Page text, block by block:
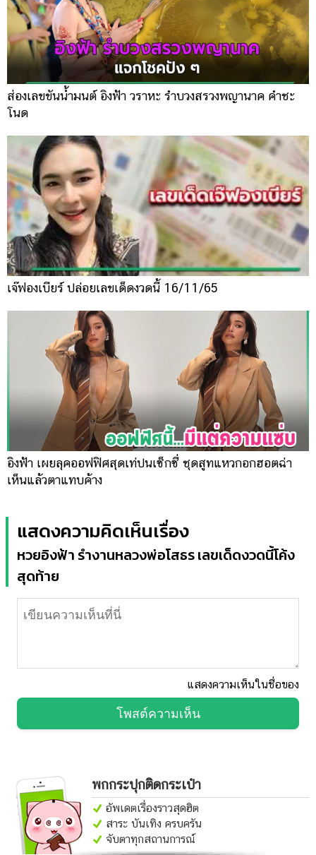
ส่องเลขขันน้ำมนต์ อิงฟ้า วราหะ รำบวงสรวงพญานาค คำชะ
โนด
เจ๊ฟองเบียร์ ปล่อยเลขเด็ดงวดนี้ 16/11/65
อิงฟ้า เผยลุคออฟฟิศสุดเท่ปนเซ็กซี่ ชุดสูทแหวกอกฮอตฉ่า
เห็นแล้วตาแทบค้าง
แสดงความคิดเห็นเรื่อง
หวยอิงฟ้า รำงานหลวงพ่อโสธร เลขเด็ดงวดนี้โค้ง
สุดท้าย
แสดงความเห็นในชื่อของ
โพสต์ความเห็น
พกกระปุกติดกระเป๋า
อัพเดตเรื่องราวสุดฮิต
สาระ บันเทิง ครบครัน
จับตาทุกสถานการณ์